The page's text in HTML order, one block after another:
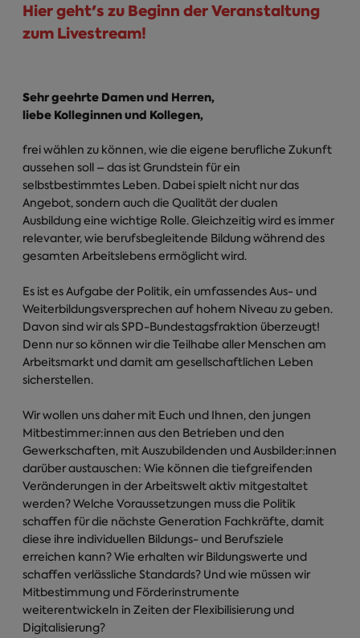
Hier geht's zu Beginn der Veranstaltung
zum Livestream!
Sehr geehrte Damen und Herren,
liebe Kolleginnen und Kollegen,
frei wählen zu können, wie die eigene berufliche Zukunft
aussehen soll – das ist Grundstein für ein
selbstbestimmtes Leben. Dabei spielt nicht nur das
Angebot, sondern auch die Qualität der dualen
Ausbildung eine wichtige Rolle. Gleichzeitig wird es immer
relevanter, wie berufsbegleitende Bildung während des
gesamten Arbeitslebens ermöglicht wird.
Es ist es Aufgabe der Politik, ein umfassendes Aus- und
Weiterbildungsversprechen auf hohem Niveau zu geben.
Davon sind wir als SPD-Bundestagsfraktion überzeugt!
Denn nur so können wir die Teilhabe aller Menschen am
Arbeitsmarkt und damit am gesellschaftlichen Leben
sicherstellen.
Wir wollen uns daher mit Euch und Ihnen, den jungen
Mitbestimmer:innen aus den Betrieben und den
Gewerkschaften, mit Auszubildenden und Ausbilder:innen
darüber austauschen: Wie können die tiefgreifenden
Veränderungen in der Arbeitswelt aktiv mitgestaltet
werden? Welche Voraussetzungen muss die Politik
schaffen für die nächste Generation Fachkräfte, damit
diese ihre individuellen Bildungs- und Berufsziele
erreichen kann? Wie erhalten wir Bildungswerte und
schaffen verlässliche Standards? Und wie müssen wir
Mitbestimmung und Förderinstrumente
weiterentwickeln in Zeiten der Flexibilisierung und
Digitalisierung?